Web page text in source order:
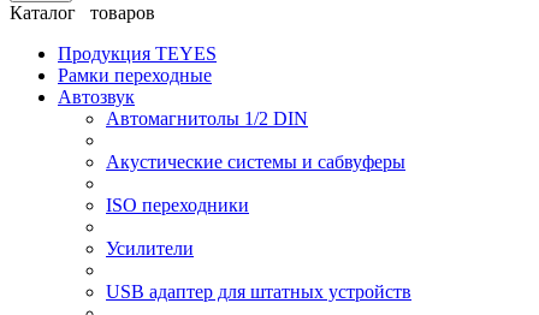
Каталог товаров
Продукция TEYES
Рамки переходные
Автозвук
Автомагнитолы 1/2 DIN
Акустические системы и сабвуферы
ISO переходники
Усилители
USB адаптер для штатных устройств